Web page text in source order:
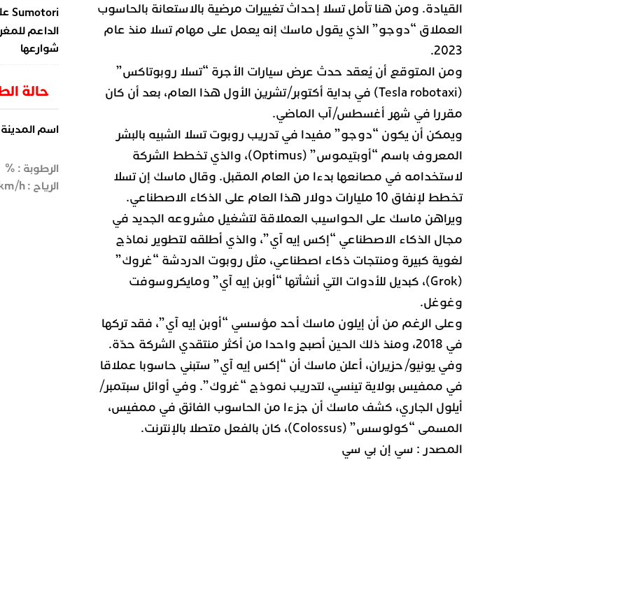
القيادة. ومن هنا تأمل تسلا إحداث تغييرات مرضية بالاستعانة بالحاسوب
العملاق “دوجو” الذي يقول ماسك إنه يعمل على مهام تسلا منذ عام
2023.
ومن المتوقع أن يُعقد حدث عرض سيارات الأجرة “تسلا روبوتاكس”
(Tesla robotaxi) في بداية أكتوبر/تشرين الأول هذا العام، بعد أن كان
مقررا في شهر أغسطس/آب الماضي.
ويمكن أن يكون “دوجو” مفيدا في تدريب روبوت تسلا الشبيه بالبشر
المعروف باسم “أوبتيموس” (Optimus)، والذي تخطط الشركة
لاستخدامه في مصانعها بدءا من العام المقبل. وقال ماسك إن تسلا
تخطط لإنفاق 10 مليارات دولار هذا العام على الذكاء الاصطناعي.
ويراهن ماسك على الحواسيب العملاقة لتشغيل مشروعه الجديد في
مجال الذكاء الاصطناعي “إكس إيه آي”، والذي أطلقه لتطوير نماذج
لغوية كبيرة ومنتجات ذكاء اصطناعي، مثل روبوت الدردشة “غروك”
(Grok)، كبديل للأدوات التي أنشأتها “أوبن إيه آي” ومايكروسوفت
وغوغل.
وعلى الرغم من أن إيلون ماسك أحد مؤسسي “أوبن إيه آي”، فقد تركها
في 2018، ومنذ ذلك الحين أصبح واحدا من أكثر منتقدي الشركة حدّة.
وفي يونيو/حزيران، أعلن ماسك أن “إكس إيه آي” ستبني حاسوبا عملاقا
في ممفيس بولاية تينسي، لتدريب نموذج “غروك”. وفي أوائل سبتمبر/
أيلول الجاري، كشف ماسك أن جزءا من الحاسوب الفائق في ممفيس،
المسمى “كولوسس” (Colossus)، كان بالفعل متصلا بالإنترنت.
المصدر : سي إن بي سي
Sumotori
الداعم
شوارعها
حالة
اسم المدينة
الرطوبة : %
الرياح :h